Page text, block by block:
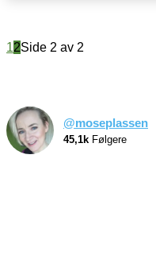
12Side 2 av 2
@moseplassen
45,1k Følgere